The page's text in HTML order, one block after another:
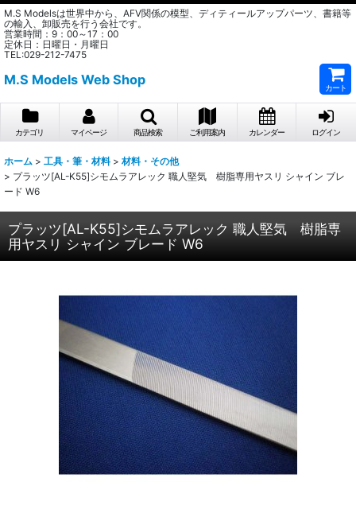
M.S Modelsは世界中から、AFV関係の模型、ディティールアップパーツ、書籍等
の輸入、卸販売を行う会社です。
営業時間：9：00～17：00
定休日：日曜日・月曜日
TEL:029-212-7475
M.S Models Web Shop
カート
カテゴリ マイページ 商品検索 ご利用案内 カレンダー ログイン
ホーム > 工具・筆・材料 > 材料・その他
> プラッツ[AL-K55]シモムラアレック 職人堅気 樹脂専用ヤスリ シャイン ブレ
ード W6
プラッツ[AL-K55]シモムラアレック 職人堅気 樹脂専
用ヤスリ シャイン ブレード W6